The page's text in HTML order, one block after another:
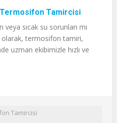
Tamircisi
veya sıcak su sorunları mı
olarak, termosifon tamiri,
uzman ekibimizle hızlı ve
Tamircisi